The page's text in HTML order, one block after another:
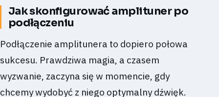
Jak skonfigurować amplituner po
podłączeniu
Podłączenie amplitunera to dopiero połowa
sukcesu. Prawdziwa magia, a czasem
wyzwanie, zaczyna się w momencie, gdy
chcemy wydobyć z niego optymalny dźwięk.